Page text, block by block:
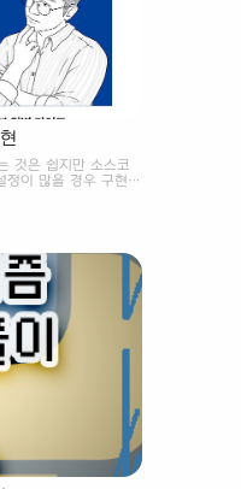
것은 쉽지만 소스코
정이 많을 경우 구현하
가 지나칠 만큼 길어
자리까지 출력해야
끊어 처리(파싱)해야
을 찾는 라이브러리
다 계산하는 해결 방법
한 단계씩 차례대로
범위 : 파이썬에서는
문에 변수의 표현 범